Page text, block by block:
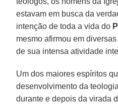
estavam em busca da
intenção de toda a vida do
mesmo afirmou em
de sua intensa atividade
Um dos maiores espíritos
desenvolvimento da
durante e depois da virada